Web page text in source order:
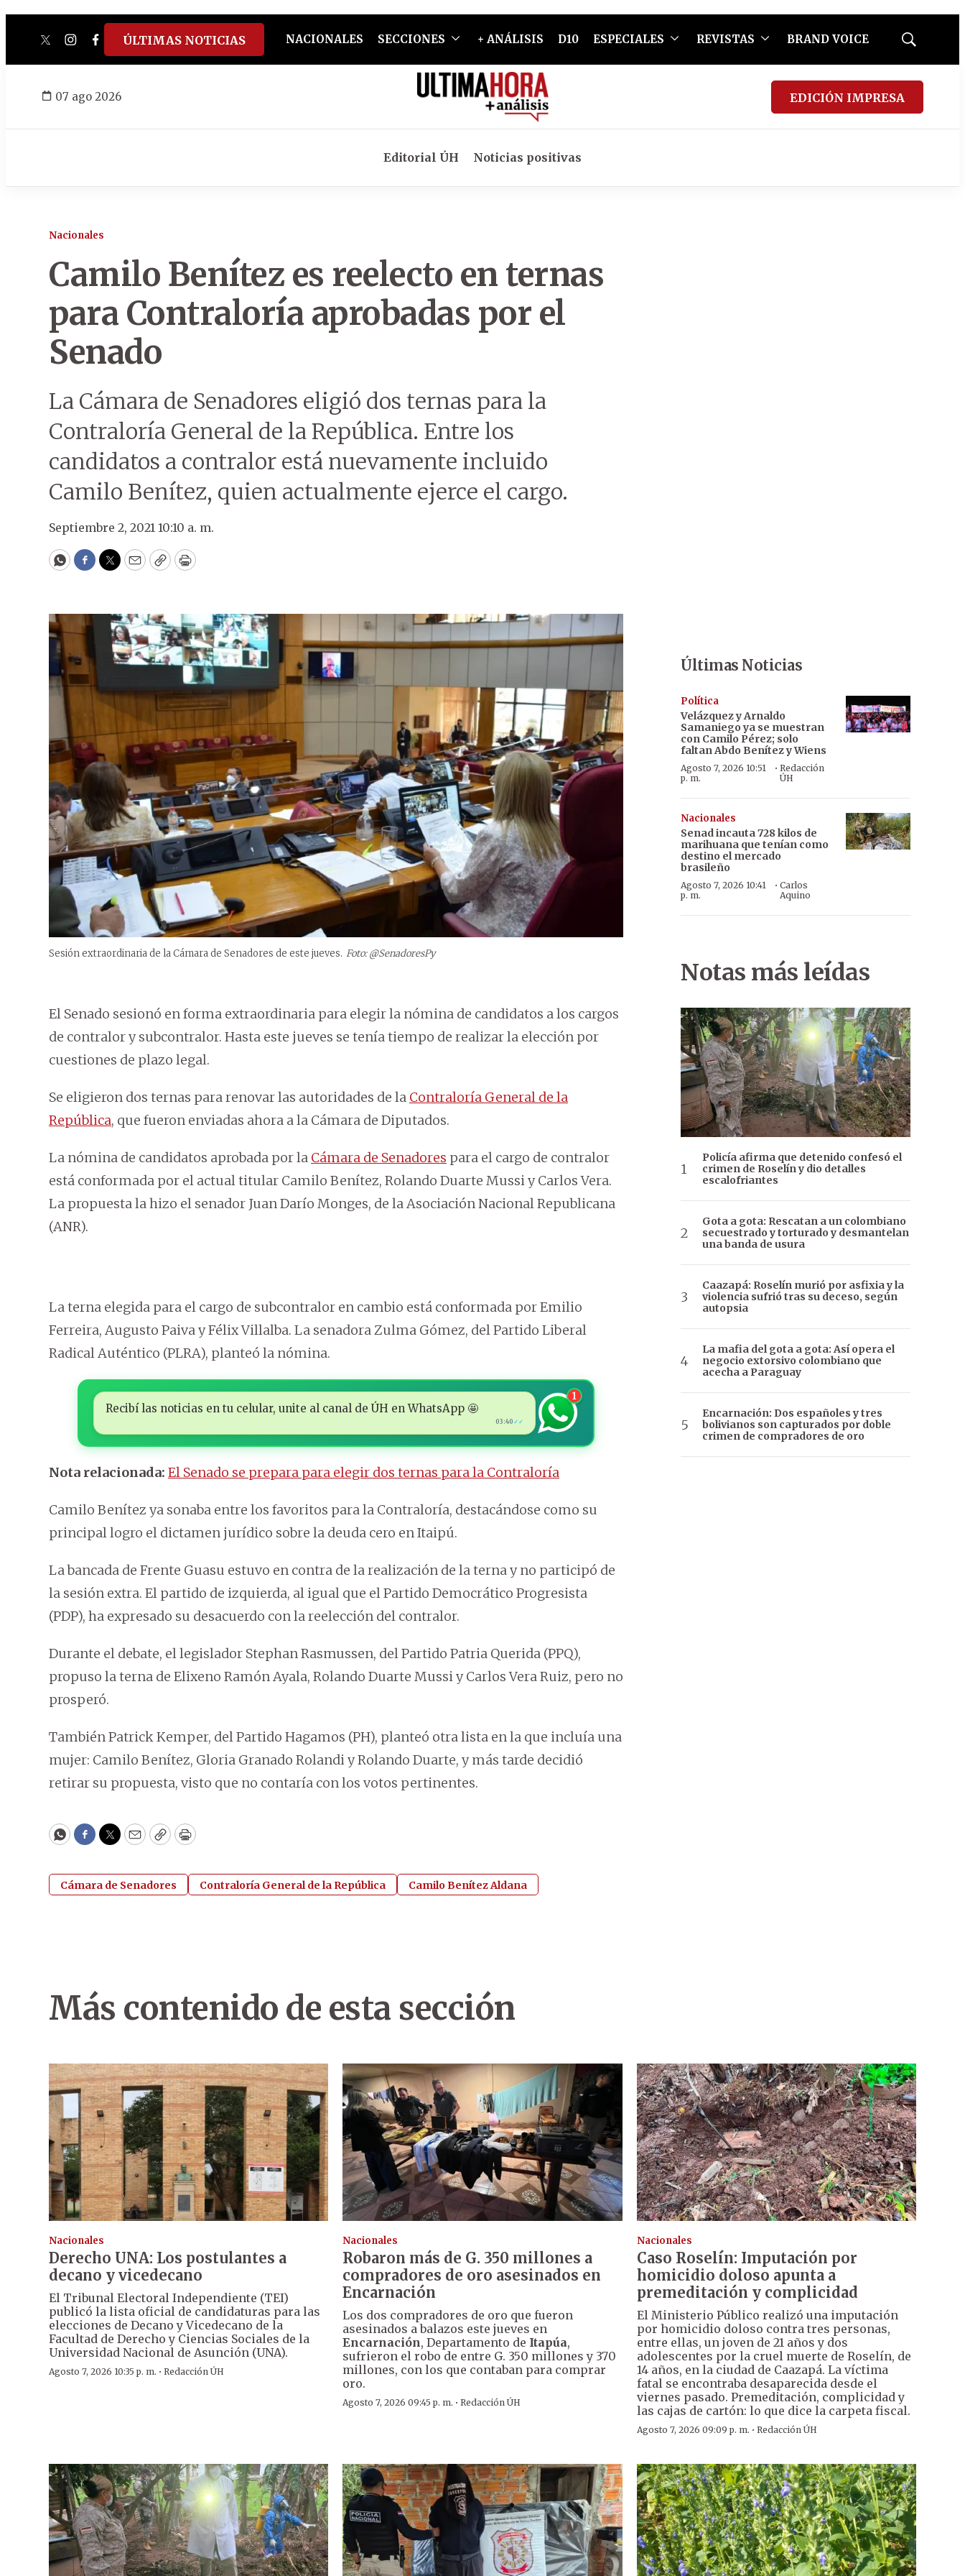
twitterinstagram
facebook
tiktokyoutube
spotify
ÚLTIMAS NOTICIAS NACIONALES SECCIONES + ANÁLISIS D10 ESPECIALES REVISTAS BRAND VOICE
Mostrar
07 ago 2026 EDICIÓN IMPRESA
Editorial ÚH Noticias positivas
Nacionales
Camilo Benítez es reelecto en ternas
para Contraloría aprobadas por el
Senado
La Cámara de Senadores eligió dos ternas para la
Contraloría General de la República. Entre los
candidatos a contralor está nuevamente incluido
Camilo Benítez, quien actualmente ejerce el cargo.
Septiembre 2, 2021 10:10 a. m.
WhatsApp
Facebook
Twitter
EmailCopyPrint
Sesión extraordinaria de la Cámara de Senadores de este jueves. Foto: @SenadoresPy
El Senado sesionó en forma extraordinaria para elegir la nómina de candidatos a los cargos
de contralor y subcontralor. Hasta este jueves se tenía tiempo de realizar la elección por
cuestiones de plazo legal.
Se eligieron dos ternas para renovar las autoridades de la Contraloría General de la
República, que fueron enviadas ahora a la Cámara de Diputados.
La nómina de candidatos aprobada por la Cámara de Senadores para el cargo de contralor
está conformada por el actual titular Camilo Benítez, Rolando Duarte Mussi y Carlos Vera.
La propuesta la hizo el senador Juan Darío Monges, de la Asociación Nacional Republicana
(ANR).
La terna elegida para el cargo de subcontralor en cambio está conformada por Emilio
Ferreira, Augusto Paiva y Félix Villalba. La senadora Zulma Gómez, del Partido Liberal
Radical Auténtico (PLRA), planteó la nómina.
Recibí las noticias en tu celular, unite al canal de ÚH en WhatsApp 🤩
03:40 ✓✓
1
Nota relacionada: El Senado se prepara para elegir dos ternas para la Contraloría
Camilo Benítez ya sonaba entre los favoritos para la Contraloría, destacándose como su
principal logro el dictamen jurídico sobre la deuda cero en Itaipú.
La bancada de Frente Guasu estuvo en contra de la realización de la terna y no participó de
la sesión extra. El partido de izquierda, al igual que el Partido Democrático Progresista
(PDP), ha expresado su desacuerdo con la reelección del contralor.
Durante el debate, el legislador Stephan Rasmussen, del Partido Patria Querida (PPQ),
propuso la terna de Elixeno Ramón Ayala, Rolando Duarte Mussi y Carlos Vera Ruiz, pero no
prosperó.
También Patrick Kemper, del Partido Hagamos (PH), planteó otra lista en la que incluía una
mujer: Camilo Benítez, Gloria Granado Rolandi y Rolando Duarte, y más tarde decidió
retirar su propuesta, visto que no contaría con los votos pertinentes.
WhatsApp
Facebook
Twitter
EmailCopyPrint
Cámara de Senadores Contraloría General de la República Camilo Benítez Aldana
Últimas Noticias
Política
Velázquez y Arnaldo
Samaniego ya se muestran
con Camilo Pérez; solo
faltan Abdo Benítez y Wiens
Agosto 7, 2026 10:51
p. m.
·Redacción
ÚH
Nacionales
Senad incauta 728 kilos de
marihuana que tenían como
destino el mercado
brasileño
Agosto 7, 2026 10:41
p. m.
· Carlos
Aquino
Notas más leídas
Policía afirma que detenido confesó el
crimen de Roselín y dio detalles
escalofriantes
Gota a gota: Rescatan a un colombiano
secuestrado y torturado y desmantelan
una banda de usura
Caazapá: Roselín murió por asfixia y la
violencia sufrió tras su deceso, según
autopsia
La mafia del gota a gota: Así opera el
negocio extorsivo colombiano que
acecha a Paraguay
Encarnación: Dos españoles y tres
bolivianos son capturados por doble
crimen de compradores de oro
Más contenido de esta sección
Nacionales
Derecho UNA: Los postulantes a
decano y vicedecano
El Tribunal Electoral Independiente (TEI)
publicó la lista oficial de candidaturas para las
elecciones de Decano y Vicedecano de la
Facultad de Derecho y Ciencias Sociales de la
Universidad Nacional de Asunción (UNA).
Agosto 7, 2026 10:35 p. m. · Redacción ÚH
Nacionales
Robaron más de G. 350 millones a
compradores de oro asesinados en
Encarnación
Los dos compradores de oro que fueron
asesinados a balazos este jueves en
Encarnación, Departamento de Itapúa,
sufrieron el robo de entre G. 350 millones y 370
millones, con los que contaban para comprar
oro.
Agosto 7, 2026 09:45 p. m. ·Redacción ÚH
Nacionales
Caso Roselín: Imputación por
homicidio doloso apunta a
premeditación y complicidad
El Ministerio Público realizó una imputación
por homicidio doloso contra tres personas,
entre ellas, un joven de 21 años y dos
adolescentes por la cruel muerte de Roselín, de
14 años, en la ciudad de Caazapá. La víctima
fatal se encontraba desaparecida desde el
viernes pasado. Premeditación, complicidad y
las cajas de cartón: lo que dice la carpeta fiscal.
Agosto 7, 2026 09:09 p. m. · Redacción ÚH